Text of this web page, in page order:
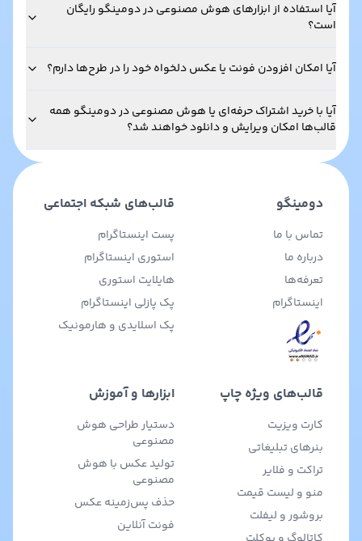
آیا استفاده از ابزارهای هوش مصنوعی در دومینگو رایگان
است؟
آیا امکان افزودن فونت یا عکس دلخواه خود را در طرح‌ها دارم؟
آیا با خرید اشتراک حرفه‌ای یا هوش مصنوعی در دومینگو همه
قالب‌ها امکان ویرایش و دانلود خواهند شد؟
دومینگو
تماس با ما
درباره ما
تعرفه‌ها
اینستاگرام
قالب‌های شبکه اجتماعی
پست اینستاگرام
استوری اینستاگرام
هایلایت استوری
پک پازلی اینستاگرام
پک اسلایدی و هارمونیک
قالب‌های ویژه چاپ
کارت ویزیت
بنرهای تبلیغاتی
تراکت و فلایر
منو و لیست قیمت
بروشور و لیفلت
ابزارها و آموزش
دستیار طراحی هوش
مصنوعی
تولید عکس با هوش
مصنوعی
حذف پس‌زمینه عکس
فونت آنلاین